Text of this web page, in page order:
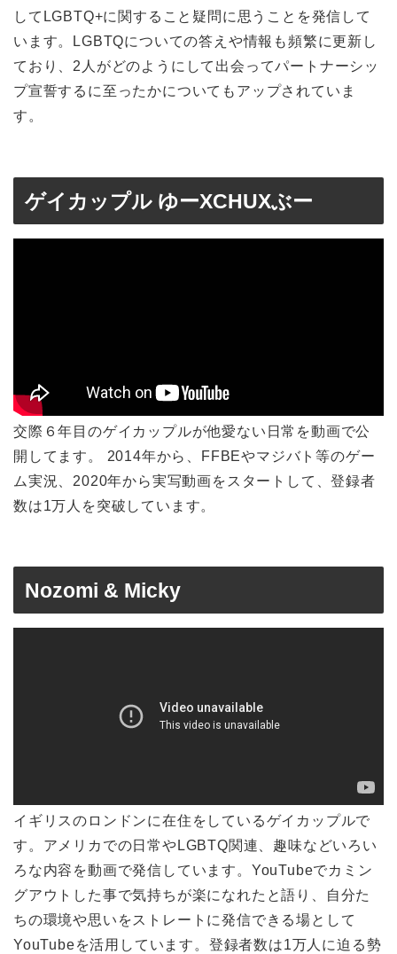
してLGBTQ+に関すること疑問に思うことを発信して
います。LGBTQについての答えや情報も頻繁に更新し
ており、2人がどのようにして出会ってパートナーシッ
プ宣誓するに至ったかについてもアップされていま
す。
ゲイカップル ゆーXCHUXぶー
交際６年目のゲイカップルが他愛ない日常を動画で公
開してます。 2014年から、FFBEやマジバト等のゲー
ム実況、2020年から実写動画をスタートして、登録者
数は1万人を突破しています。
Nozomi & Micky
イギリスのロンドンに在住をしているゲイカップルで
す。アメリカでの日常やLGBTQ関連、趣味などいろい
ろな内容を動画で発信しています。YouTubeでカミン
グアウトした事で気持ちが楽になれたと語り、自分た
ちの環境や思いをストレートに発信できる場として
YouTubeを活用しています。登録者数は1万人に迫る勢